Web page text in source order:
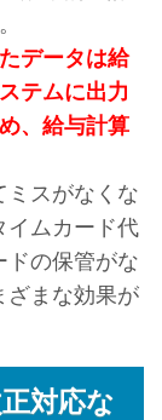
データは給
テムに出力
、給与計算
ミスがなくな
イムカード代
ドの保管がな
ざまな効果が
対応な